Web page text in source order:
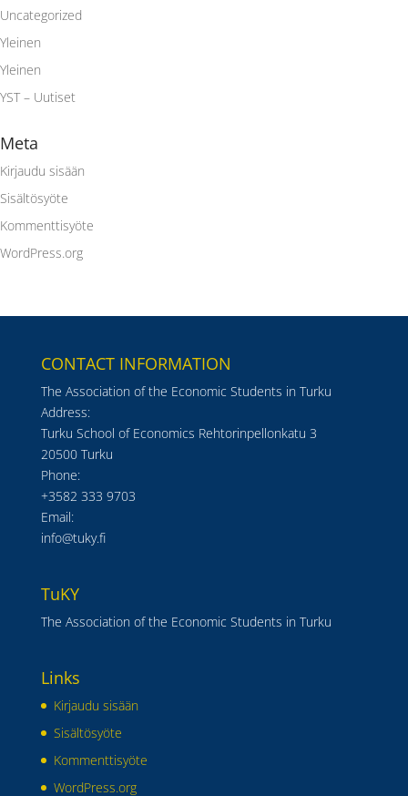
Uncategorized
Yleinen
Yleinen
YST – Uutiset
Meta
Kirjaudu sisään
Sisältösyöte
Kommenttisyöte
WordPress.org
CONTACT INFORMATION
The Association of the Economic Students in Turku
Address:
Turku School of Economics Rehtorinpellonkatu 3
20500 Turku
Phone:
+3582 333 9703
Email:
info@tuky.fi
TuKY
The Association of the Economic Students in Turku
Links
Kirjaudu sisään
Sisältösyöte
Kommenttisyöte
WordPress.org